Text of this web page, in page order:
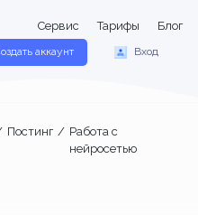
Сервис Тарифы Блог
аккаунт Вход
Постинг / Работа с
нейросетью